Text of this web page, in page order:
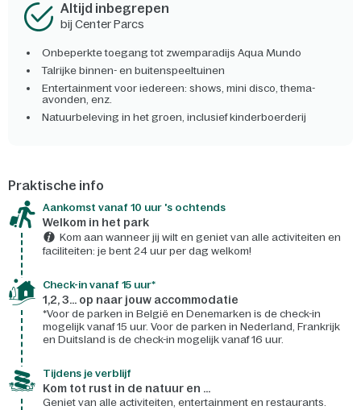
Altijd inbegrepen
bij Center Parcs
Onbeperkte toegang tot zwemparadijs Aqua Mundo
Talrijke binnen- en buitenspeeltuinen
Entertainment voor iedereen: shows, mini disco, thema-
avonden, enz.
Natuurbeleving in het groen, inclusief kinderboerderij
Praktische info
Aankomst vanaf 10 uur 's ochtends
Welkom in het park
Kom aan wanneer jij wilt en geniet van alle activiteiten en
faciliteiten: je bent 24 uur per dag welkom!
Check-in vanaf 15 uur*
1,2, 3... op naar jouw accommodatie
*Voor de parken in België en Denemarken is de check-in
mogelijk vanaf 15 uur. Voor de parken in Nederland, Frankrijk
en Duitsland is de check-in mogelijk vanaf 16 uur.
Tijdens je verblijf
Kom tot rust in de natuur en ...
Geniet van alle activiteiten, entertainment en restaurants.